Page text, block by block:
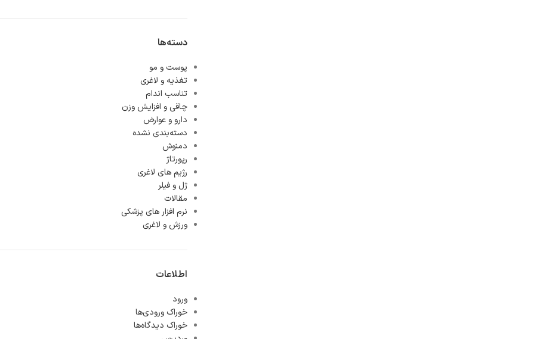
دسته‌ها
پوست و مو
تغذیه و لاغری
تناسب اندام
چاقی و افزایش وزن
دارو و عوارض
دسته‌بندی نشده
دمنوش
رپورتاژ
رژیم های لاغری
ژل و فیلر
مقالات
نرم افزار های پزشکی
ورزش و لاغری
اطلاعات
ورود
خوراک ورودی‌ها
خوراک دیدگاه‌ها